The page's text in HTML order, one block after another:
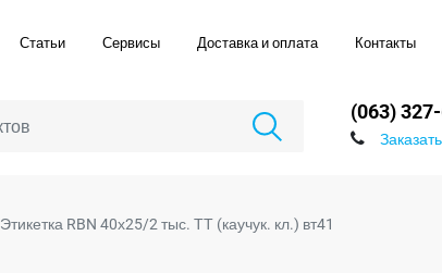
Статьи Сервисы Доставка и оплата Контакты
(063)
Этикетка RBN 40х25/2 тыс. ТТ (каучук. кл.) вт41